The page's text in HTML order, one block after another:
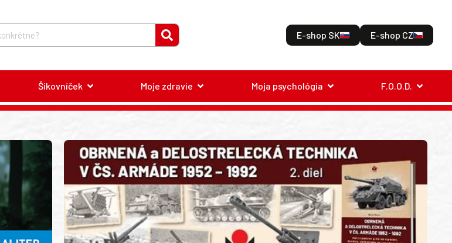
E-shop SK E-shop CZ
Šikovníček Moje zdravie Moja psychológia F.O.O.D.